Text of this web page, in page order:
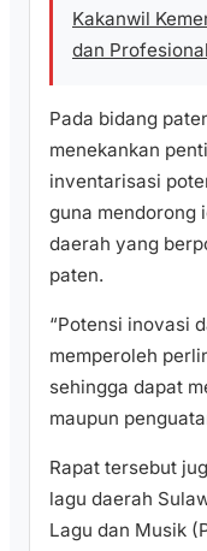
Kakanwil
dan
Pada bidang
menekankan
inventarisasi
guna mendorong
daerah yang
paten.
“Potensi inovasi
memperoleh
sehingga dapat
maupun
Rapat tersebut
lagu daerah
Lagu dan Musik